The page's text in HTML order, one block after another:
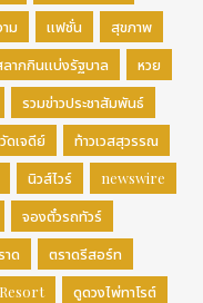
ม แฟชั่น
สุขภาพ
ากกินแบ่งรัฐบาล
หวย
รวมข่าวประชาสัมพันธ์
ดเจดีย์
ท้าวเวสสุวรรณ
นิวส์ไวร์
newswire
จองตั๋วรถทัวร์
ด
ตราดรีสอร์ท
ดูดวงไพ่ทาโรต์